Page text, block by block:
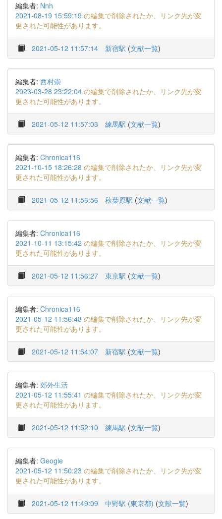
編集者: Nnh
2021-08-19 15:59:19 の編集で削除されたか、リンク先が変
更された可能性があります。
2021-05-12 11:57:14 新宿駅 (文献一覧)
編集者: 西村崇
2023-03-28 23:22:04 の編集で削除されたか、リンク先が変
更された可能性があります。
2021-05-12 11:57:03 練馬駅 (文献一覧)
編集者: Chronica116
2021-10-15 18:26:28 の編集で削除されたか、リンク先が変
更された可能性があります。
2021-05-12 11:56:56 秋葉原駅 (文献一覧)
編集者: Chronica116
2021-10-11 13:15:42 の編集で削除されたか、リンク先が変
更された可能性があります。
2021-05-12 11:56:27 東京駅 (文献一覧)
編集者: Chronica116
2021-05-12 11:56:48 の編集で削除されたか、リンク先が変
更された可能性があります。
2021-05-12 11:54:07 新宿駅 (文献一覧)
編集者: 郊外生活
2021-05-12 11:55:41 の編集で削除されたか、リンク先が変
更された可能性があります。
2021-05-12 11:52:10 練馬駅 (文献一覧)
編集者: Geogie
2021-05-12 11:50:23 の編集で削除されたか、リンク先が変
更された可能性があります。
2021-05-12 11:49:09 中野駅 (東京都) (文献一覧)